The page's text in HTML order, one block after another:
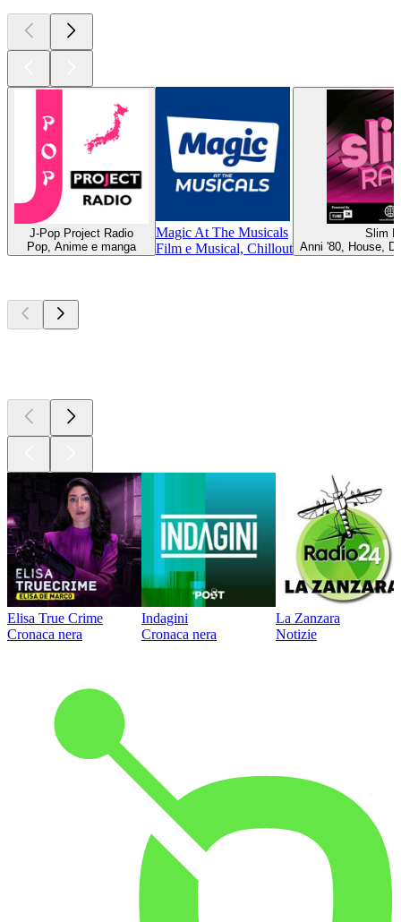
J-Pop Project Radio
Pop, Anime e manga
Magic At The Musicals
Film e Musical, Chillout
Slim
Anni '80, House,
Elisa True Crime
Cronaca nera
Indagini
Cronaca nera
La Zanzara
Notizie